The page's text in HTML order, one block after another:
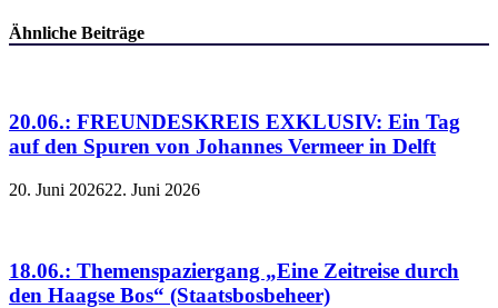
Ähnliche Beiträge
20.06.: FREUNDESKREIS EXKLUSIV: Ein Tag
auf den Spuren von Johannes Vermeer in Delft
20. Juni 202622. Juni 2026
18.06.: Themenspaziergang „Eine Zeitreise durch
den Haagse Bos“ (Staatsbosbeheer)